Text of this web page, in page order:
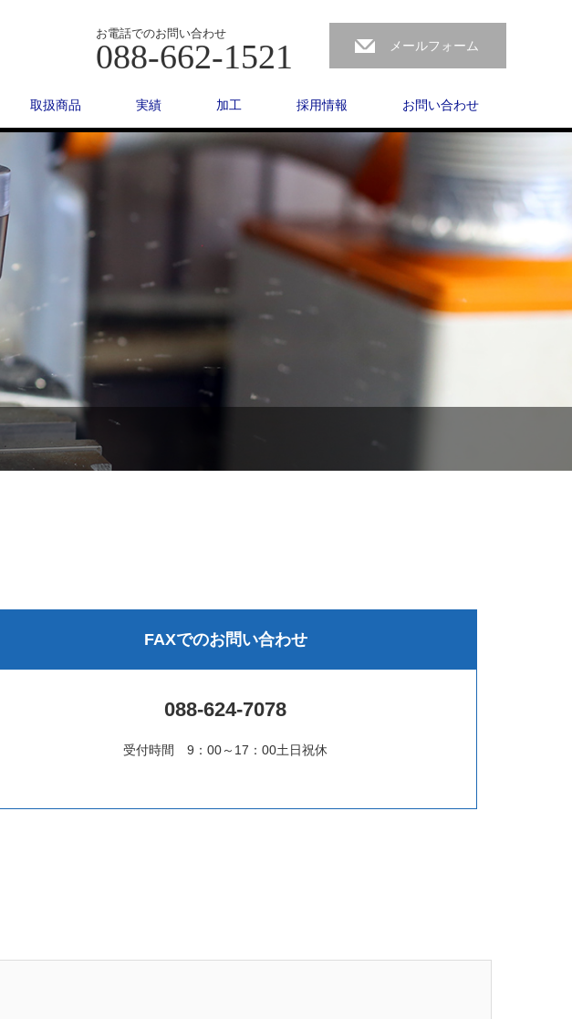
お電話でのお問い合わせ
088-662-1521 メールフォーム
取扱商品 実績 加工 採用情報 お問い合わせ
FAXでのお問い合わせ
088-624-7078
受付時間 9：00～17：00土日祝休